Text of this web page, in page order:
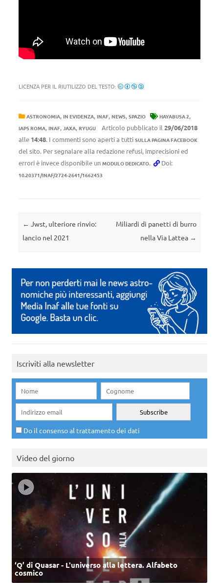
LICENZA PER IL RIUTILIZZO DEL TESTO:
ASTRONOMIA, IN EVIDENZA, INAF, NEWS, SPAZIO HAYABUSA 2,
IAPS ROMA, INAF, JAXA, RYUGU Articolo pubblicato il 29/06/2018
alle 14:48. I commenti sono aperti a tutti SULLA PAGINA FACEBOOK
del sito. Per segnalare alla redazione refusi, imprecisioni ed
errori è invece disponibile un MODULO DEDICATO. Doi:
10.20371/INAF/2724-2641/1662453
Navigazione articolo
← Jwst, ulteriore rinvio:
lancio nel 2021
Miliardi di panetti di burro
nella Via Lattea →
Iscriviti alla newsletter
Do il consenso al trattamento dei dati
Video del giorno
‘Q’ di Quasar - L'universo alla lettera. Alfabeto
cosmico